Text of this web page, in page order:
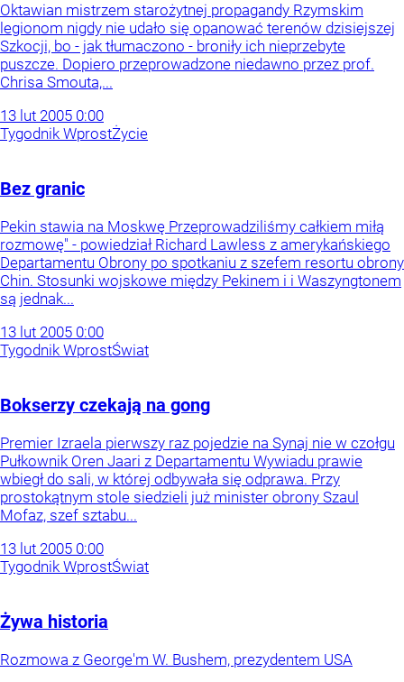
Oktawian mistrzem starożytnej propagandy Rzymskim
legionom nigdy nie udało się opanować terenów dzisiejszej
Szkocji, bo - jak tłumaczono - broniły ich nieprzebyte
puszcze. Dopiero przeprowadzone niedawno przez prof.
Chrisa Smouta,...
13 lut 2005 0:00
Tygodnik WprostŻycie
Bez granic
Pekin stawia na Moskwę Przeprowadziliśmy całkiem miłą
rozmowę" - powiedział Richard Lawless z amerykańskiego
Departamentu Obrony po spotkaniu z szefem resortu obrony
Chin. Stosunki wojskowe między Pekinem i i Waszyngtonem
są jednak...
13 lut 2005 0:00
Tygodnik WprostŚwiat
Bokserzy czekają na gong
Premier Izraela pierwszy raz pojedzie na Synaj nie w czołgu
Pułkownik Oren Jaari z Departamentu Wywiadu prawie
wbiegł do sali, w której odbywała się odprawa. Przy
prostokątnym stole siedzieli już minister obrony Szaul
Mofaz, szef sztabu...
13 lut 2005 0:00
Tygodnik WprostŚwiat
Żywa historia
Rozmowa z George'm W. Bushem, prezydentem USA